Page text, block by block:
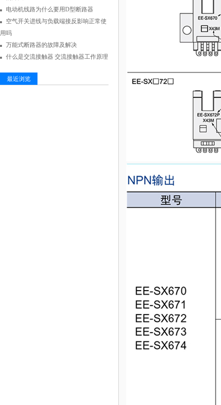
电动机线路为什么要用D型断路器
空气开关进线与负载端接反影响正常使
用吗
万能式断路器的故障及解决
什么是交流接触器 交流接触器工作原理
最近浏览